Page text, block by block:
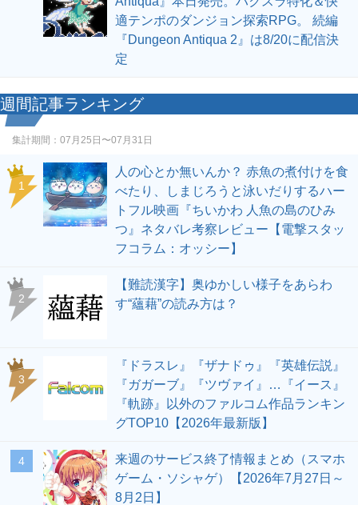
適テンポのダンジョン探索RPG。 続編
『Dungeon Antiqua 2』は8/20に配信決
定
週間記事ランキング
集計期間： 07月25日〜07月31日
1
人の心とか無いんか？ 赤魚の煮付けを食
べたり、しまじろうと泳いだりするハー
トフル映画『ちいかわ 人魚の島のひみ
つ』ネタバレ考察レビュー【電撃スタッ
フコラム：オッシー】
2
【難読漢字】奥ゆかしい様子をあらわ
す“蘊藉”の読み方は？
3
『ドラスレ』『ザナドゥ』『英雄伝説』
『ガガーブ』『ツヴァイ』…『イース』
『軌跡』以外のファルコム作品ランキン
グTOP10【2026年最新版】
4
来週のサービス終了情報まとめ（スマホ
ゲーム・ソシャゲ）【2026年7月27日～
8月2日】